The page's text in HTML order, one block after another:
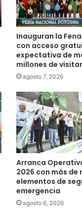
Inauguran la
con acceso
expectativa de
millones de
agosto 7, 2026
Arranca
2026 con más de
elementos de
emergencia
agosto 6, 2026